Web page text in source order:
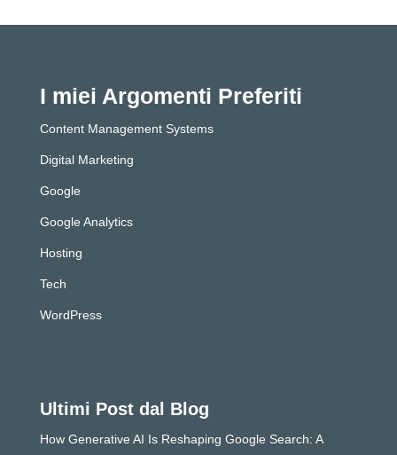
I miei Argomenti Preferiti
Content Management Systems
Digital Marketing
Google
Google Analytics
Hosting
Tech
WordPress
Ultimi Post dal Blog
How Generative AI Is Reshaping Google Search: A